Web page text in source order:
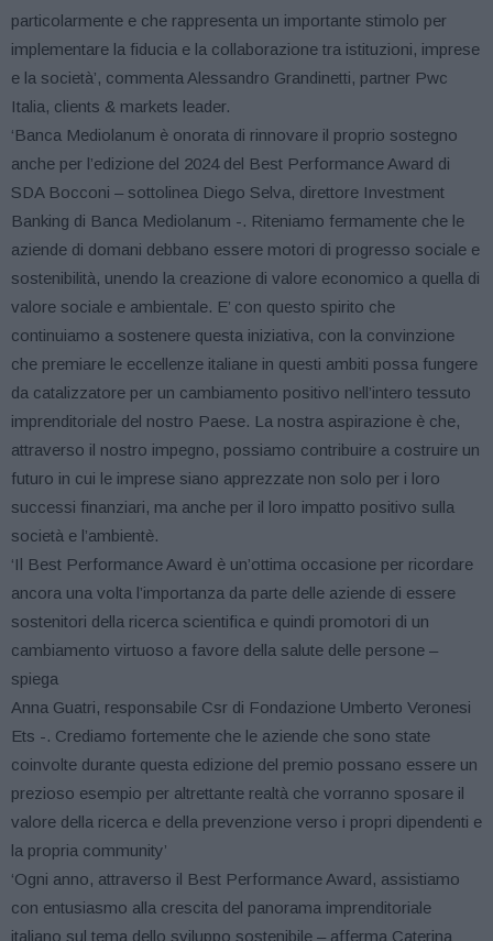
particolarmente e che rappresenta un importante stimolo per
implementare la fiducia e la collaborazione tra istituzioni, imprese
e la società’, commenta Alessandro Grandinetti, partner Pwc
Italia, clients & markets leader.
‘Banca Mediolanum è onorata di rinnovare il proprio sostegno
anche per l’edizione del 2024 del Best Performance Award di
SDA Bocconi – sottolinea Diego Selva, direttore Investment
Banking di Banca Mediolanum -. Riteniamo fermamente che le
aziende di domani debbano essere motori di progresso sociale e
sostenibilità, unendo la creazione di valore economico a quella di
valore sociale e ambientale. E’ con questo spirito che
continuiamo a sostenere questa iniziativa, con la convinzione
che premiare le eccellenze italiane in questi ambiti possa fungere
da catalizzatore per un cambiamento positivo nell’intero tessuto
imprenditoriale del nostro Paese. La nostra aspirazione è che,
attraverso il nostro impegno, possiamo contribuire a costruire un
futuro in cui le imprese siano apprezzate non solo per i loro
successi finanziari, ma anche per il loro impatto positivo sulla
società e l’ambientè.
‘Il Best Performance Award è un’ottima occasione per ricordare
ancora una volta l’importanza da parte delle aziende di essere
sostenitori della ricerca scientifica e quindi promotori di un
cambiamento virtuoso a favore della salute delle persone –
spiega
Anna Guatri, responsabile Csr di Fondazione Umberto Veronesi
Ets -. Crediamo fortemente che le aziende che sono state
coinvolte durante questa edizione del premio possano essere un
prezioso esempio per altrettante realtà che vorranno sposare il
valore della ricerca e della prevenzione verso i propri dipendenti e
la propria community’
‘Ogni anno, attraverso il Best Performance Award, assistiamo
con entusiasmo alla crescita del panorama imprenditoriale
italiano sul tema dello sviluppo sostenibile – afferma Caterina